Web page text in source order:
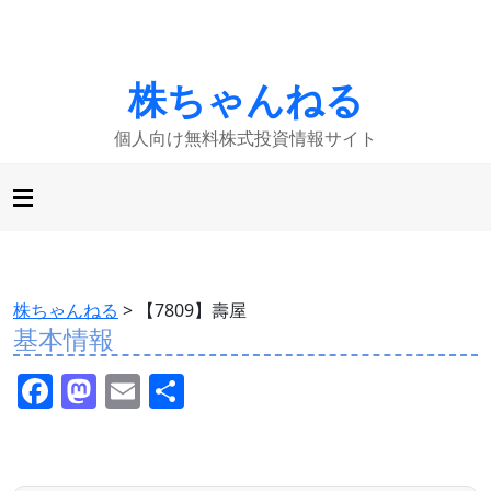
株ちゃんねる
個人向け無料株式投資情報サイト
株ちゃんねる > 【7809】壽屋
基本情報
F M E